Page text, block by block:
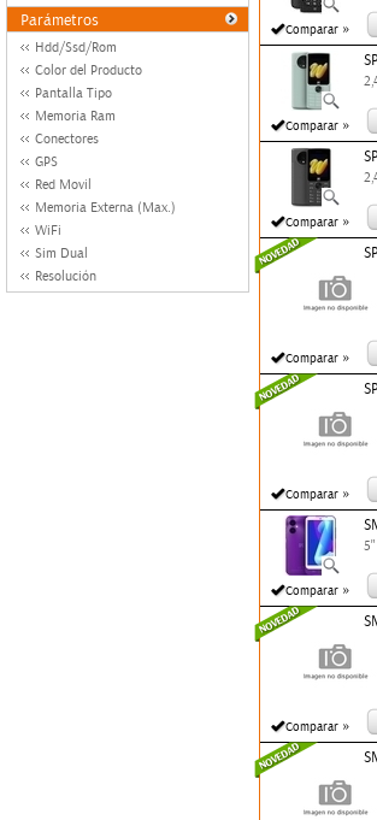
Parámetros
Hdd/Ssd/Rom
Color del Producto
Pantalla Tipo
Memoria Ram
Conectores
GPS
Red Movil
Memoria Externa (Max.)
WiFi
Sim Dual
Resolución
Comparar »
Comparar »
Comparar »
Comparar »
Comparar »
Comparar »
5"
Comparar »